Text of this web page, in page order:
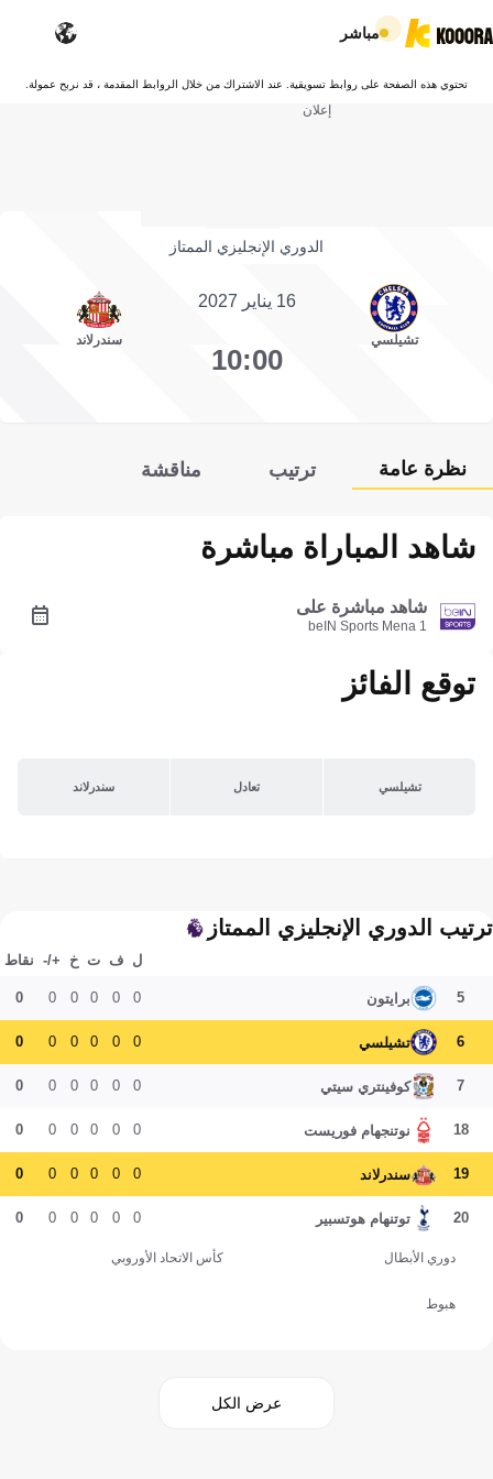
مباشر
تحتوي هذه الصفحة على روابط تسويقية. عند الاشتراك من خلال الروابط المقدمة ، قد نربح عمولة.
إعلان
الدوري الإنجليزي الممتاز
تشيلسي
16 يناير 2027
10:00
سندرلاند
نظرة عامة ترتيب مناقشة
شاهد المباراة مباشرة
شاهد مباشرة على
beIN Sports Mena 1
توقع الفائز
تشيلسي تعادل سندرلاند
ترتيب الدوري الإنجليزي الممتاز
ل ف ت خ +/- نقاط
5 برايتون 0
0
0
0
0
0
6 تشيلسي 0
0
0
0
0
0
7 كوفينتري سيتي 0
0
0
0
0
0
18 نوتنجهام فوريست 0
0
0
0
0
0
19 سندرلاند 0
0
0
0
0
0
20 توتنهام هوتسبير 0
0
0
0
0
0
دوري الأبطال كأس الاتحاد الأوروبي
هبوط
عرض الكل